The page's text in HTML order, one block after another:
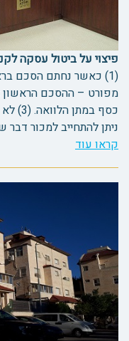
פיצוי על ביטול עסקה
(1) כאשר נחתם הסכם
כסף
ניתן להתחייב למכור
קראו עוד